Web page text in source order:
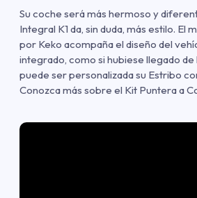
Su coche será más hermoso y
Integral K1 da, sin duda, más estilo. El
por Keko acompaña el diseño del
integrado, como si hubiese llegado de
puede ser personalizada su Estribo
Conozca más sobre el Kit Puntera a